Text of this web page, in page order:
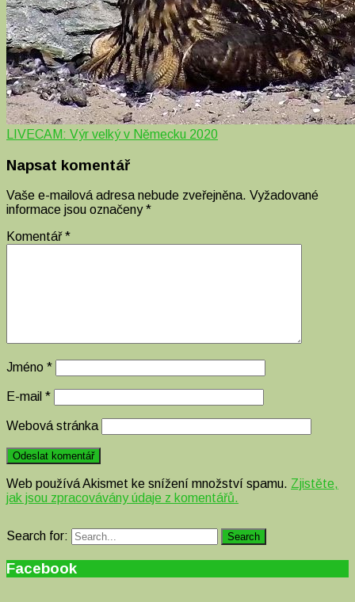
LIVECAM: Výr velký v Německu 2020
Napsat komentář
Vaše e-mailová adresa nebude zveřejněna. Vyžadované
informace jsou označeny*
Komentář*
Jméno *
E-mail *
Webová stránka
Web používá Akismet ke snížení množství spamu. Zjistěte,
jak jsou zpracovávány údaje z komentářů.
Search for: Search
Facebook